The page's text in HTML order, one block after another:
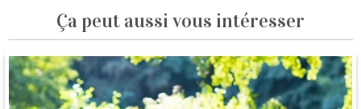
Ça peut aussi vous intéresser